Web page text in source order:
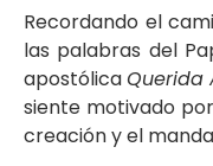
Recordando el
las palabras del
apostólicaQuerida
siente motivado
creación y el